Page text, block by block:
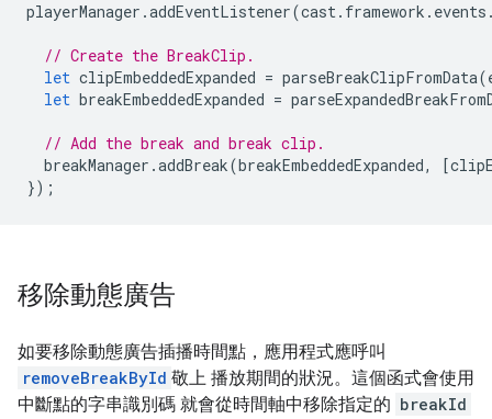
playerManager .addEventListener(cast. framework . events
// Create the BreakClip.
let clipEmbeddedExpanded = parseBreakClipFromData(
let breakEmbeddedExpanded =
// Add the break and break clip.
breakManager .addBreak(breakEmbeddedExpanded, [
});
移除動態廣告
如要移除動態廣告插播時間點，應用程式應呼叫
removeBreakById 敬上 播放期間的狀況。這個函式會使用
中斷點的字串識別碼 就會從時間軸中移除指定的 breakId